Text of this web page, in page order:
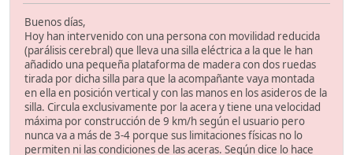
Buenos días,
Hoy han intervenido con una persona con movilidad reducida
(parálisis cerebral) que lleva una silla eléctrica a la que le han
añadido una pequeña plataforma de madera con dos ruedas
tirada por dicha silla para que la acompañante vaya montada
en ella en posición vertical y con las manos en los asideros de la
silla. Circula exclusivamente por la acera y tiene una velocidad
máxima por construcción de 9 km/h según el usuario pero
nunca va a más de 3-4 porque sus limitaciones físicas no lo
permiten ni las condiciones de las aceras. Según dice lo hace